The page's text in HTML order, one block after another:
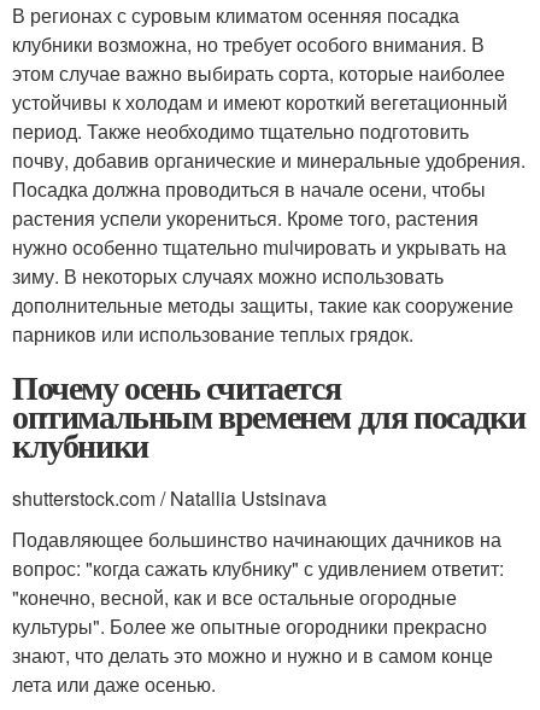
В регионах с суровым климатом осенняя посадка
клубники возможна, но требует особого внимания. В
этом случае важно выбирать сорта, которые наиболее
устойчивы к холодам и имеют короткий вегетационный
период. Также необходимо тщательно подготовить
почву, добавив органические и минеральные удобрения.
Посадка должна проводиться в начале осени, чтобы
растения успели укорениться. Кроме того, растения
нужно особенно тщательно mulчировать и укрывать на
зиму. В некоторых случаях можно использовать
дополнительные методы защиты, такие как сооружение
парников или использование теплых грядок.
Почему осень считается
оптимальным временем для посадки
клубники
shutterstock.com / Natallia Ustsinava
Подавляющее большинство начинающих дачников на
вопрос: "когда сажать клубнику" с удивлением ответит:
"конечно, весной, как и все остальные огородные
культуры". Более же опытные огородники прекрасно
знают, что делать это можно и нужно и в самом конце
лета или даже осенью.